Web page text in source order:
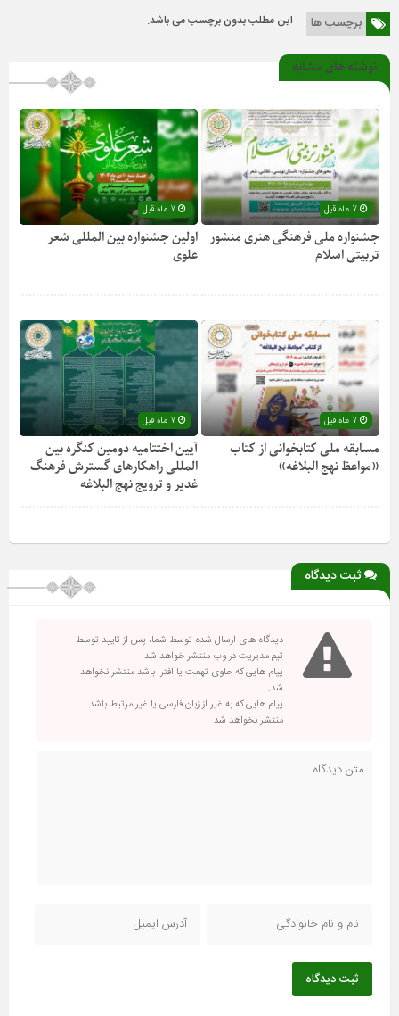
برچسب ها این مطلب بدون برچسب می باشد.
نوشته های مشابه
7 ماه قبل
جشنواره ملی فرهنگی هنری منشور
تربیتی اسلام
اولین جشنواره بین المللی شعر
علوی
7 ماه قبل
مسابقه ملی کتابخوانی از کتاب
«مواعظ نهج البلاغه»
آیین اختتامیه دومین کنگره بین
المللی راهکارهای گسترش فرهنگ
غدیر و ترویج نهج البلاغه
ثبت دیدگاه
دیدگاه های ارسال شده توسط شما، پس از تایید توسط
تیم مدیریت در وب منتشر خواهد شد.
پیام هایی که حاوی تهمت یا افترا باشد منتشر نخواهد
شد.
پیام هایی که به غیر از زبان فارسی یا غیر مرتبط باشد
منتشر نخواهد شد.
ثبت دیدگاه